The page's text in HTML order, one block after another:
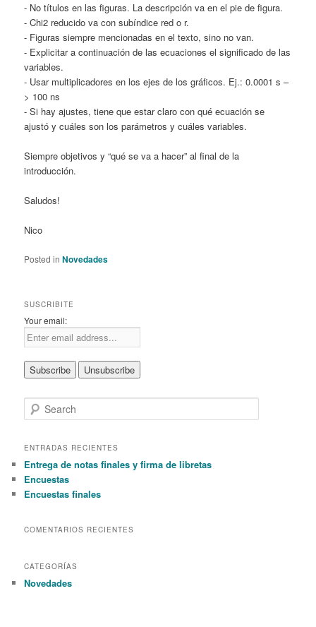
- No títulos en las figuras. La descripción va en el pie de figura.
- Chi2 reducido va con subíndice red o r.
- Figuras siempre mencionadas en el texto, sino no van.
- Explicitar a continuación de las ecuaciones el significado de las
variables.
- Usar multiplicadores en los ejes de los gráficos. Ej.: 0.0001 s –
> 100 ns
- Si hay ajustes, tiene que estar claro con qué ecuación se
ajustó y cuáles son los parámetros y cuáles variables.
Siempre objetivos y “qué se va a hacer” al final de la
introducción.
Saludos!
Nico
Posted in Novedades
SUSCRIBITE
Your email:
e
r
h
ENTRADAS RECIENTES
Entrega de notas finales y firma de libretas
Encuestas
Encuestas finales
COMENTARIOS RECIENTES
CATEGORÍAS
Novedades